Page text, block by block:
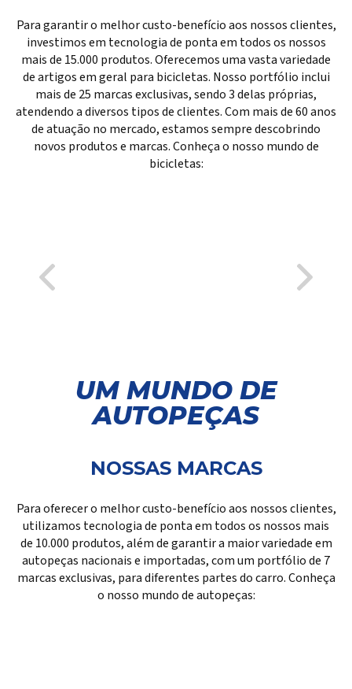
Para garantir o melhor custo-benefício aos nossos clientes,
investimos em tecnologia de ponta em todos os nossos
mais de 15.000 produtos. Oferecemos uma vasta variedade
de artigos em geral para bicicletas. Nosso portfólio inclui
mais de 25 marcas exclusivas, sendo 3 delas próprias,
atendendo a diversos tipos de clientes. Com mais de 60 anos
de atuação no mercado, estamos sempre descobrindo
novos produtos e marcas. Conheça o nosso mundo de
bicicletas:
UM MUNDO DE
AUTOPEÇAS
NOSSAS MARCAS
Para oferecer o melhor custo-benefício aos nossos clientes,
utilizamos tecnologia de ponta em todos os nossos mais
de 10.000 produtos, além de garantir a maior variedade em
autopeças nacionais e importadas, com um portfólio de 7
marcas exclusivas, para diferentes partes do carro. Conheça
o nosso mundo de autopeças: